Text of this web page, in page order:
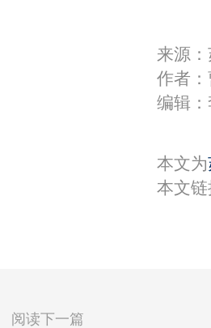
来源
作者：
编辑：
本文为
本文链
阅读下一篇